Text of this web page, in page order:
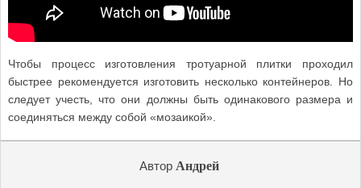
Чтобы процесс изготовления тротуарной плитки проходил
быстрее рекомендуется изготовить несколько контейнеров. Но
следует учесть, что они должны быть одинакового размера и
соединяться между собой «мозаикой».
Автор Андрей